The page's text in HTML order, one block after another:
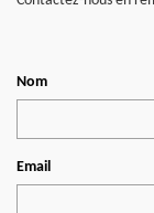
Nom
Email